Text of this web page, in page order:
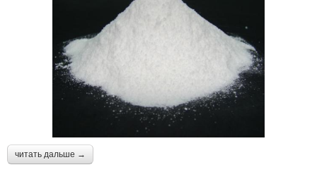
читать дальше →